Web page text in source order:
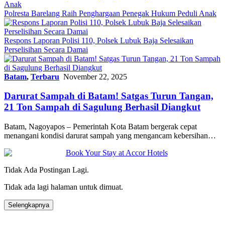
Polresta Barelang Raih Penghargaan Penegak Hukum Peduli Anak
Respons Laporan Polisi 110, Polsek Lubuk Baja Selesaikan
Perselisihan Secara Damai
Batam, Terbaru November 22, 2025
Darurat Sampah di Batam! Satgas Turun Tangan,
21 Ton Sampah di Sagulung Berhasil Diangkut
Batam, Nagoyapos – Pemerintah Kota Batam bergerak cepat
menangani kondisi darurat sampah yang mengancam kebersihan…
Tidak Ada Postingan Lagi.
Tidak ada lagi halaman untuk dimuat.
Selengkapnya